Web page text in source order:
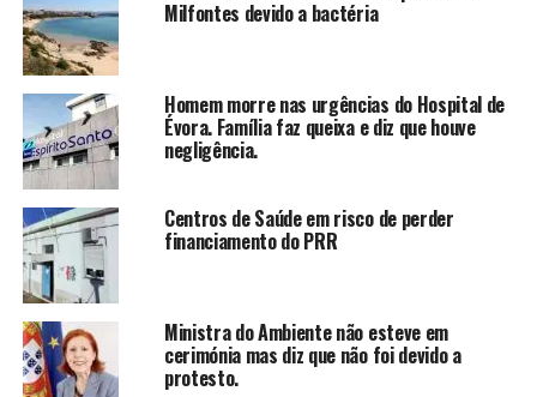
Milfontes devido a bactéria
Homem morre nas urgências do Hospital de
Évora. Família faz queixa e diz que houve
negligência.
Centros de Saúde em risco de perder
financiamento do PRR
Ministra do Ambiente não esteve em
cerimónia mas diz que não foi devido a
protesto.